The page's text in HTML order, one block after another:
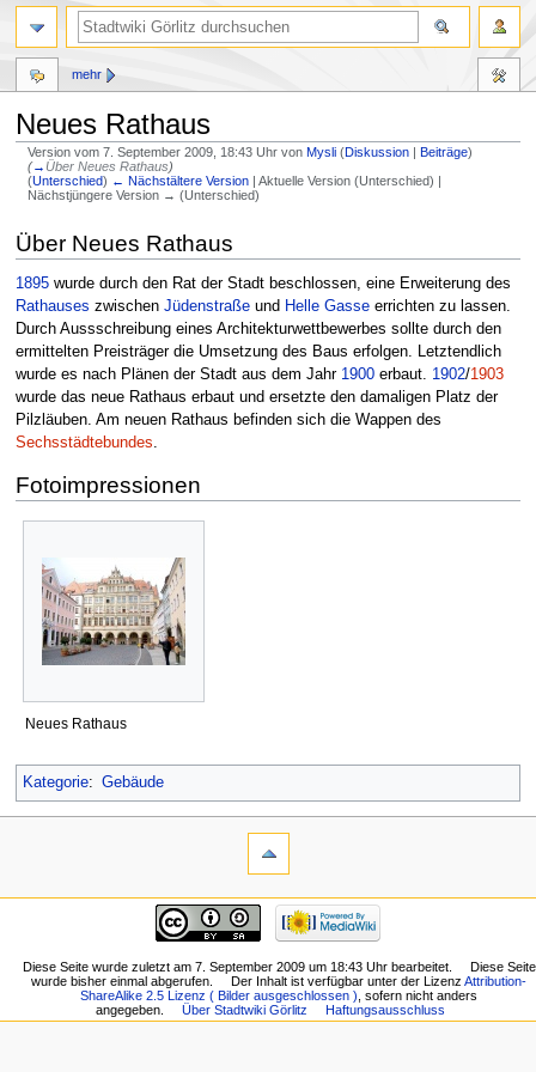
Neues Rathaus
Version vom 7. September 2009, 18:43 Uhr von Mysli (Diskussion Beiträge)
(→ Über Neues Rathaus)
(Unterschied) ← Nächstältere Version | Aktuelle Version (Unterschied) |
Nächstjüngere Version → (Unterschied)
Zur
Navigation
springen
Zur
Suche
springen
Über Neues Rathaus
1895wurde durch den Rat der Stadt beschlossen, eine Erweiterung des
Rathauses zwischen Jüdenstraßeund Helle Gasseerrichten zu lassen.
Durch Aussschreibung eines Architekturwettbewerbes sollte durch den
ermittelten Preisträger die Umsetzung des Baus erfolgen. Letztendlich
wurde es nach Plänen der Stadt aus dem Jahr 1900erbaut. 1902/1903
wurde das neue Rathaus erbaut und ersetzte den damaligen Platz der
Pilzläuben. Am neuen Rathaus befinden sich die Wappen des
Sechsstädtebundes.
Fotoimpressionen
Neues Rathaus
Kategorie: Gebäude
mehr
Diese Seite wurde zuletzt am 7. September 2009 um 18:43 Uhr bearbeitet.
Diese Seite
wurde bisher einmal abgerufen.
Der Inhalt ist verfügbar unter der LizenzAttribution-
ShareAlike 2.5 Lizenz ( Bilder ausgeschlossen ) , sofern nicht anders
angegeben.
Über Stadtwiki Görlitz Haftungsausschluss